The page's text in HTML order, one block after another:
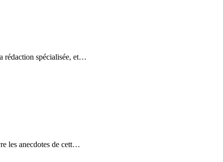
rédaction spécialisée, et…
les anecdotes de cett…